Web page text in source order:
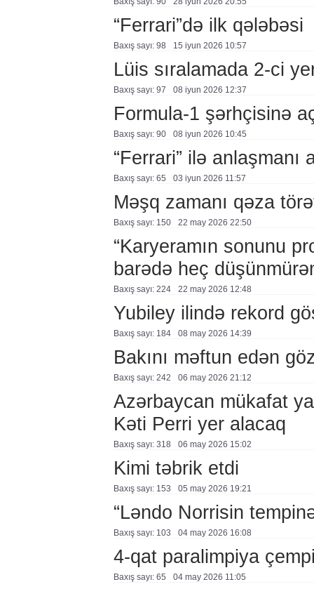
“Ferrari”də ilk qələbəsi
Baxış sayı: 98 15 i̇yun 2026 10:57
Lüis sıralamada 2-ci
Baxış sayı: 97 08 i̇yun 2026 12:37
Formula-1 şərhçisinə
Baxış sayı: 90 08 i̇yun 2026 10:45
“Ferrari” ilə anlaşmanı
Baxış sayı: 65 03 i̇yun 2026 11:57
Məşq zamanı qəza
Baxış sayı: 150 22 may 2026 22:50
“Karyeramın sonunu
barədə heç
Baxış sayı: 224 22 may 2026 12:48
Yubiley ilində rekord
Baxış sayı: 184 08 may 2026 14:39
Bakını məftun edən
Baxış sayı: 242 06 may 2026 21:12
Azərbaycan mükafat
Kəti Perri yer alacaq
Baxış sayı: 318 06 may 2026 15:02
Kimi təbrik etdi
Baxış sayı: 153 05 may 2026 19:21
“Ləndo Norrisin
Baxış sayı: 103 04 may 2026 16:08
4-qat paralimpiya
Baxış sayı: 65 04 may 2026 11:05